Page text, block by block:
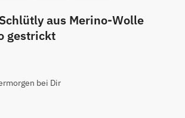
aus Merino-Wolle
gestrickt
bei Dir